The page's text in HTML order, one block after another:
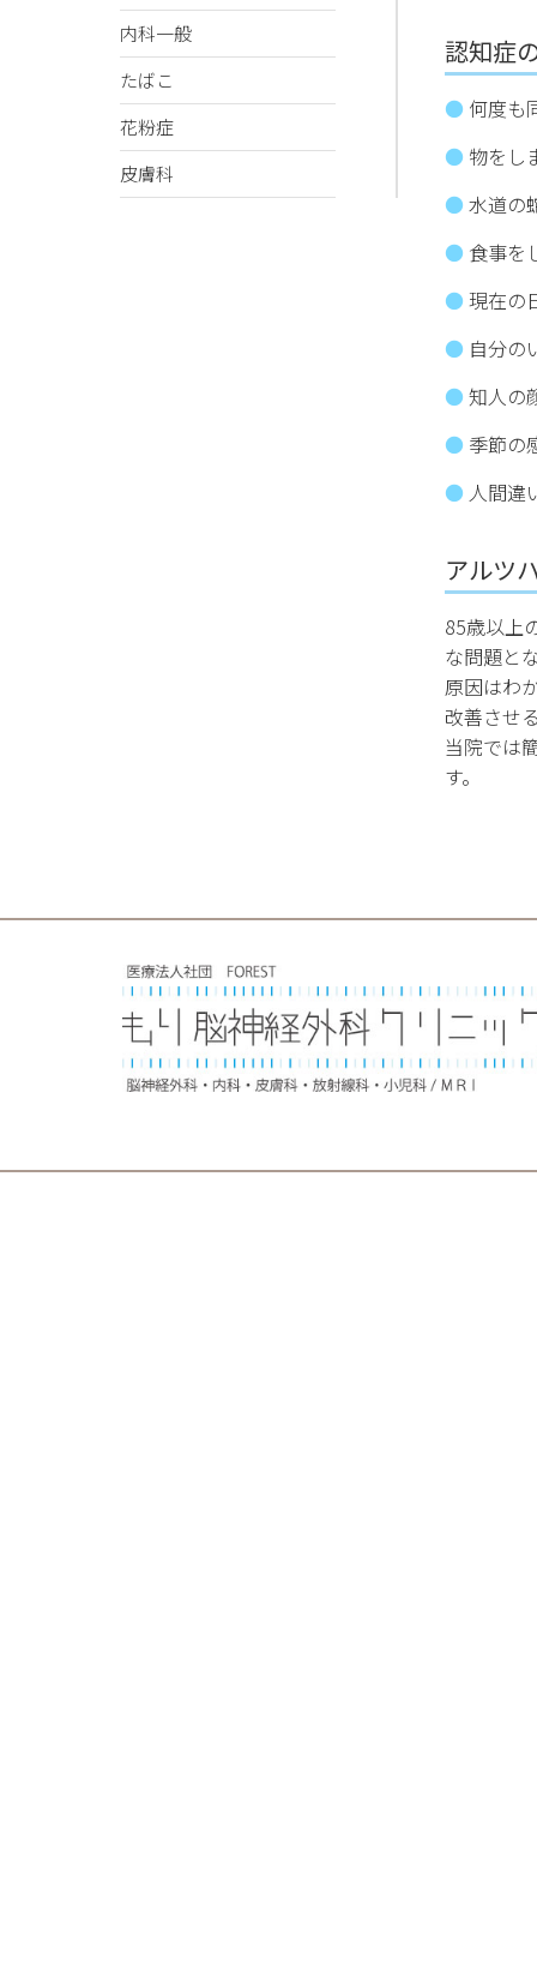
認知症
何度も
物をし
水道の
食事を
現在の
自分の
知人の
季節の
人間違
アルツ
85歳以上
な問題と
原因はわ
改善させ
当院では
す。
内科一般
たばこ
花粉症
皮膚科